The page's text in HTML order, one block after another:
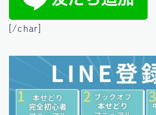
[/char]